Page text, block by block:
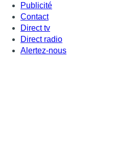
Publicité
Contact
Direct tv
Direct radio
Alertez-nous